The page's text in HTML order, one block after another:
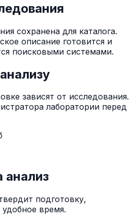
сохранена для каталога.
описание готовится и
поисковыми системами.
зависят от исследования.
лаборатории перед
анализ
подготовку,
время.